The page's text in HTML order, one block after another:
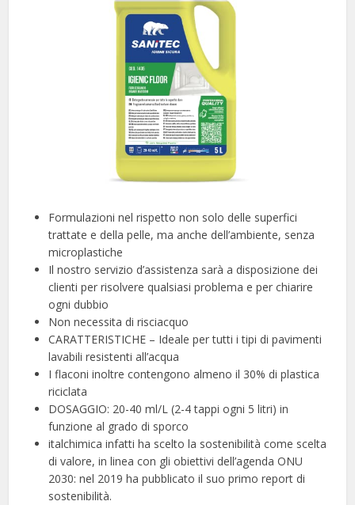
Formulazioni nel rispetto non solo delle superfici
trattate e della pelle, ma anche dell’ambiente, senza
microplastiche
Il nostro servizio d’assistenza sarà a disposizione dei
clienti per risolvere qualsiasi problema e per chiarire
ogni dubbio
Non necessita di risciacquo
CARATTERISTICHE – Ideale per tutti i tipi di pavimenti
lavabili resistenti all’acqua
I flaconi inoltre contengono almeno il 30% di plastica
riciclata
DOSAGGIO: 20-40 ml/L (2-4 tappi ogni 5 litri) in
funzione al grado di sporco
italchimica infatti ha scelto la sostenibilità come scelta
di valore, in linea con gli obiettivi dell’agenda ONU
2030: nel 2019 ha pubblicato il suo primo report di
sostenibilità.